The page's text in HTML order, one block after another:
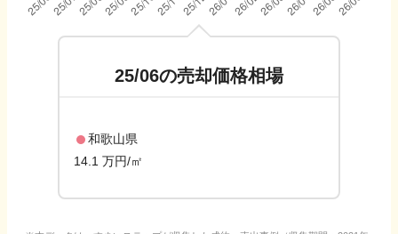
25/06の売却価格相場
和歌山県
14.1 万円/㎡